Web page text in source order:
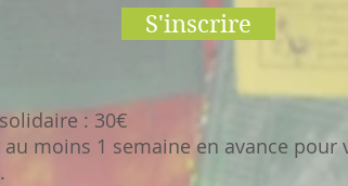
: 30€
au moins 1 semaine en avance pour
S'inscrire